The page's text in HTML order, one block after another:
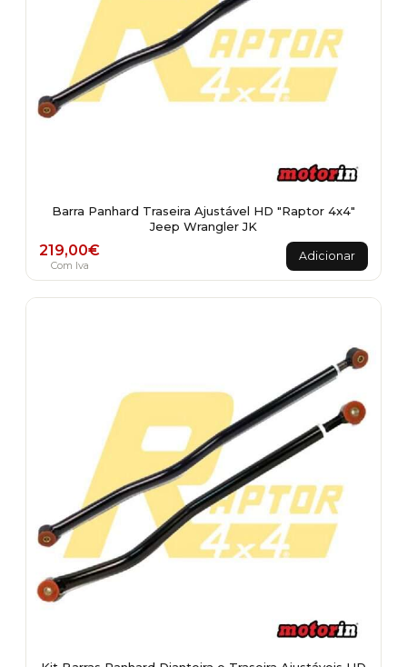
Barra Panhard Traseira Ajustável HD "Raptor 4x4"
Jeep Wrangler JK
219,00€
Com Iva
Adicionar